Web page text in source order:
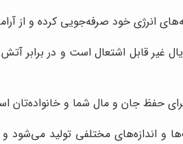
انرژی خود صرفه‌جویی کرده و
غیر قابل اشتعال است و در برابر
حفظ جان و مال شما و خانواده‌تان
و اندازه‌های مختلفی تولید